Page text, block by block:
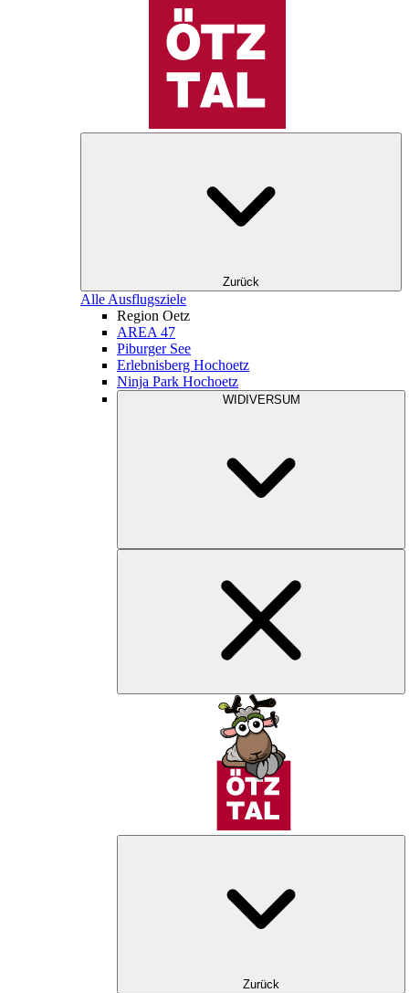
Zurück
Alle Ausflugsziele
Region Oetz
AREA 47
Piburger See
Erlebnisberg Hochoetz
Ninja Park Hochoetz
WIDIVERSUM
Zurück